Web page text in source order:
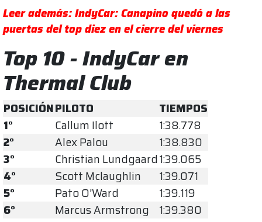
Leer además: IndyCar: Canapino quedó a las
puertas del top diez en el cierre del viernes
Top 10 - IndyCar en
Thermal Club
POSICIÓNPILOTO
TIEMPOS
1°
Callum Ilott
1:38.778
2°
Alex Palou
1:38.830
3°
Christian Lundgaard1:39.065
4°
Scott Mclaughlin
1:39.071
5°
Pato O'Ward
1:39.119
6°
Marcus Armstrong
1:39.380